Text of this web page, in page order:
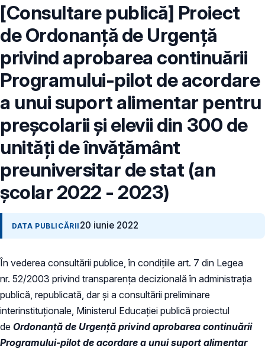
[Consultare publică] Proiect
de Ordonanță de Urgență
privind aprobarea continuării
Programului-pilot de acordare
a unui suport alimentar pentru
preşcolarii şi elevii din 300 de
unităţi de învăţământ
preuniversitar de stat (an
școlar 2022 - 2023)
DATA PUBLICĂRII 20 iunie 2022
În vederea consultării publice, în condiţiile art. 7 din Legea
nr. 52/2003 privind transparenţa decizională în administraţia
publică, republicată, dar și a consultării preliminare
interinstituționale, Ministerul Educaţiei publică proiectul
de Ordonanță de Urgență privind aprobarea continuării
Programului-pilot de acordare a unui suport alimentar